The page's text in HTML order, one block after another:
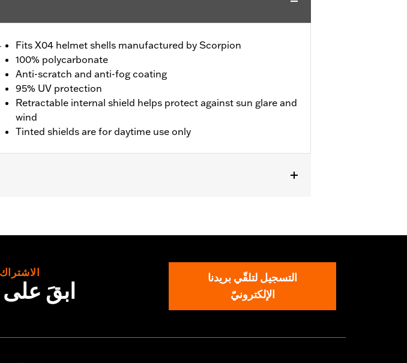
Fits X04 helmet shells manufactured by Scorpion
100% polycarbonate
Anti-scratch and anti-fog coating
95% UV protection
Retractable internal shield helps protect against sun glare and
wind
Tinted shields are for daytime use only
ابقَ على
التسجيل لتلقّي بريدنا
الإلكترونيّ